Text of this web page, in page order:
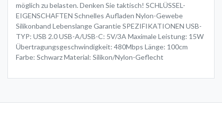
möglich zu belasten. Denken Sie taktisch! SCHLÜSSEL-
EIGENSCHAFTEN Schnelles Aufladen Nylon-Gewebe
Silikonband Lebenslange Garantie SPEZIFIKATIONEN USB-
TYP: USB 2.0 USB-A/USB-C: 5V/3A Maximale Leistung: 15W
Übertragungsgeschwindigkeit: 480Mbps Länge: 100cm
Farbe: Schwarz Material: Silikon/Nylon-Geflecht